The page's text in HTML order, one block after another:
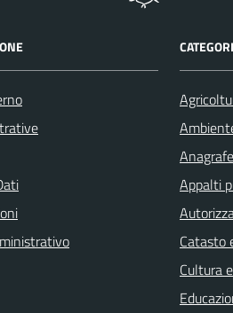
Appalti
Catasto
Cultura